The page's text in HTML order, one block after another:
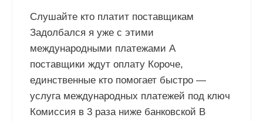
Слушайте кто платит поставщикам
Задолбался я уже с этими
международными платежами А
поставщики ждут оплату Короче,
единственные кто помогает быстро —
услуга международных платежей под ключ
Комиссия в 3 раза ниже банковской В